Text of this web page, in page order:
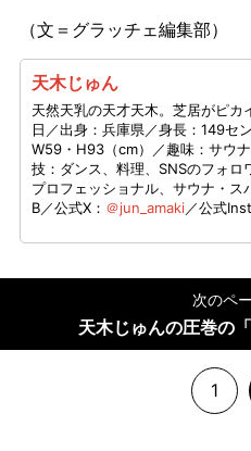
（文＝グラッチェ編集部）
天木じゅん
天然天乳の天才天木。芝居がピ
日／出身：兵庫県／身長：149セ
W59・H93（cm）／趣味：サウ
技：ダンス、料理、SNSのフォ
プロフェッショナル、サウナ・
B／公式X： ＠jun_amaki／公式
次のペ
天木じゅんの圧巻の
1